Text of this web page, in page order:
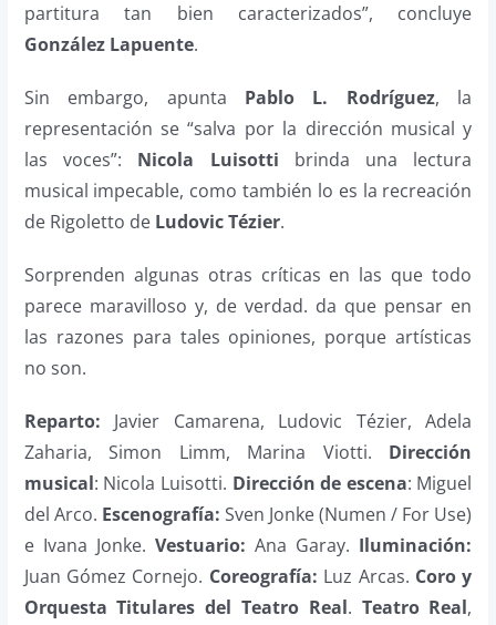
partitura tan bien caracterizados”, concluye
González Lapuente.
Sin embargo, apunta Pablo L. Rodríguez, la
representación se “salva por la dirección musical y
las voces”: Nicola Luisotti brinda una lectura
musical impecable, como también lo es la recreación
de Rigoletto de Ludovic Tézier.
Sorprenden algunas otras críticas en las que todo
parece maravilloso y, de verdad. da que pensar en
las razones para tales opiniones, porque artísticas
no son.
Reparto: Javier Camarena, Ludovic Tézier, Adela
Zaharia, Simon Limm, Marina Viotti. Dirección
musical: Nicola Luisotti. Dirección de escena: Miguel
del Arco. Escenografía: Sven Jonke (Numen / For Use)
e Ivana Jonke. Vestuario: Ana Garay. Iluminación:
Juan Gómez Cornejo. Coreografía: Luz Arcas. Coro y
Orquesta Titulares del Teatro Real. Teatro Real,